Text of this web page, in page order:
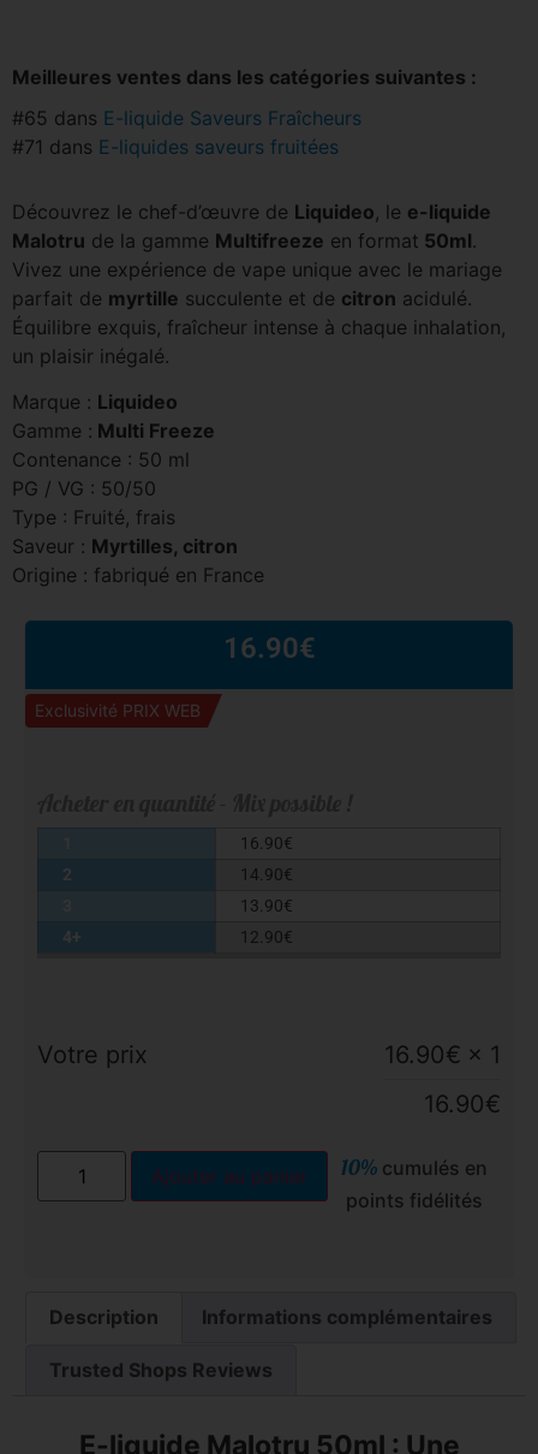
Meilleures ventes dans les catégories suivantes :
#65 dans E-liquide Saveurs Fraîcheurs
#71 dans E-liquides saveurs fruitées
Découvrez le chef-d’œuvre de Liquideo, le e-liquide
Malotru de la gamme Multifreeze en format 50ml.
Vivez une expérience de vape unique avec le mariage
parfait de myrtille succulente et de citron acidulé.
Équilibre exquis, fraîcheur intense à chaque inhalation,
un plaisir inégalé.
Marque : Liquideo
Gamme : Multi Freeze
Contenance : 50 ml
PG / VG : 50/50
Type : Fruité, frais
Saveur : Myrtilles, citron
Origine : fabriqué en France
16.90€
Exclusivité PRIX WEB
16.90€
2
14.90€
13.90€
4+
12.90€
Votre prix 16.90€ × 1
16.90€
Ajouter au panier 10% cumulés en
points fidélités
Description Informations complémentaires
Trusted Shops Reviews
E-liquide Malotru 50ml : Une